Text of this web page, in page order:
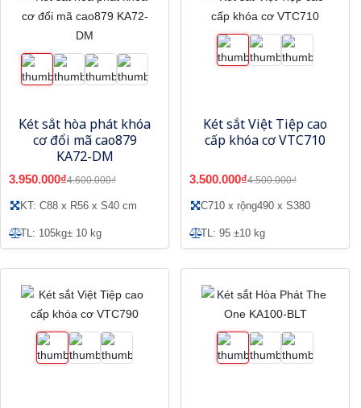
Két sắt hòa phát khóa
cơ đổi mã cao879
KA72-DM
3.950.000₫4.600.000₫
KT: C88 x R56 x S40 cm
TL: 105kg± 10 kg
Két sắt Việt Tiệp cao
cấp khóa cơ VTC710
3.500.000₫4.500.000₫
C710 x rộng490 x S380
TL: 95 ±10 kg